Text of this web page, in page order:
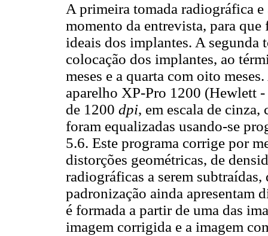
A primeira tomada radiográfica
momento da entrevista, para
ideais dos implantes. A
colocação dos implantes, ao
meses e a quarta com oito
aparelho XP-Pro 1200 (Hewlett
de 1200 dpi, em escala de
foram equalizadas usando-se
5.6. Este programa corrige por
distorções geométricas, de
radiográficas a serem
padronização ainda apresentam
é formada a partir de uma das
imagem corrigida e a imagem